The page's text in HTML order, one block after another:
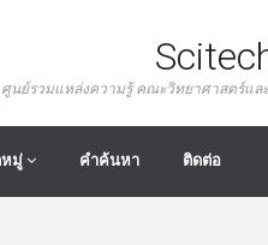
ศูนย์รวมแหล่งความรู้ คณะวิทยาศาสตร์แล
มู่ คำค้นหา ติดต่อ